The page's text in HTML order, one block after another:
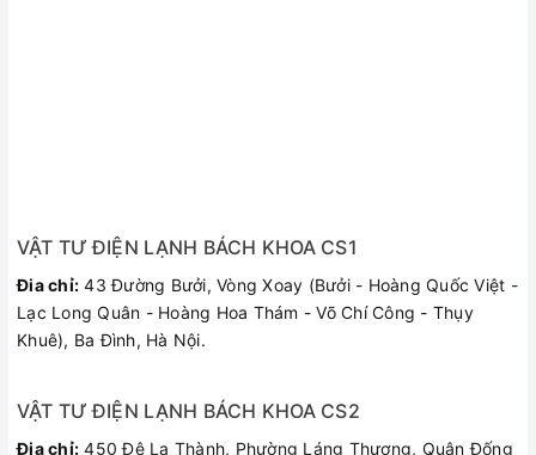
VẬT TƯ ĐIỆN LẠNH BÁCH KHOA CS1
Đia chỉ: 43 Đường Bưởi, Vòng Xoay (Bưởi - Hoàng Quốc Việt -
Lạc Long Quân - Hoàng Hoa Thám - Võ Chí Công - Thụy
Khuê), Ba Đình, Hà Nội.
VẬT TƯ ĐIỆN LẠNH BÁCH KHOA CS2
Đia chỉ: 450 Đê La Thành, Phường Láng Thượng, Quận Đống